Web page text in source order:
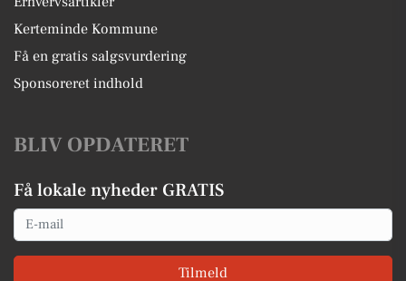
Kerteminde Kommune
Få en gratis salgsvurdering
Sponsoreret indhold
BLIV OPDATERET
Få lokale nyheder GRATIS
Email
Tilmeld